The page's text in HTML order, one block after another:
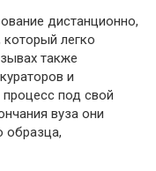
дистанционно,
легко
также
и
под свой
вуза они
образца,